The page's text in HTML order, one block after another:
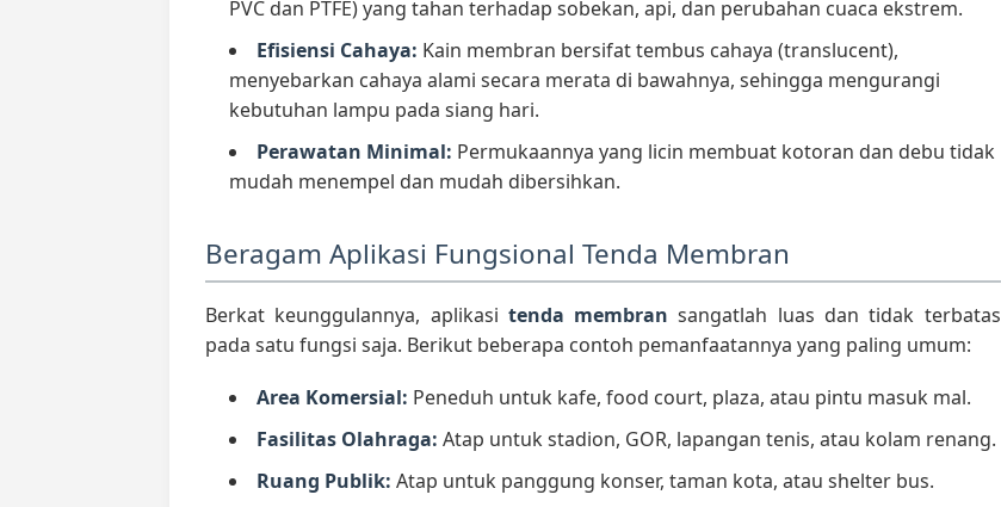
PVC dan PTFE) yang tahan terhadap sobekan, api, dan perubahan cuaca ekstrem.
Efisiensi Cahaya: Kain membran bersifat tembus cahaya (translucent),
menyebarkan cahaya alami secara merata di bawahnya, sehingga mengurangi
kebutuhan lampu pada siang hari.
Perawatan Minimal: Permukaannya yang licin membuat kotoran dan debu tidak
mudah menempel dan mudah dibersihkan.
Beragam Aplikasi Fungsional Tenda Membran
Berkat keunggulannya, aplikasi tenda membran sangatlah luas dan tidak terbatas
pada satu fungsi saja. Berikut beberapa contoh pemanfaatannya yang paling umum:
Area Komersial: Peneduh untuk kafe, food court, plaza, atau pintu masuk mal.
Fasilitas Olahraga: Atap untuk stadion, GOR, lapangan tenis, atau kolam renang.
Ruang Publik: Atap untuk panggung konser, taman kota, atau shelter bus.